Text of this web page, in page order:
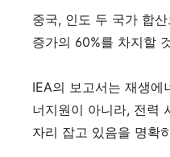
중국, 인도 두 국가 합
증가의 60%를 차지할
IEA의 보고서는 재생에
너지원이 아니라, 전력
자리 잡고 있음을 명확